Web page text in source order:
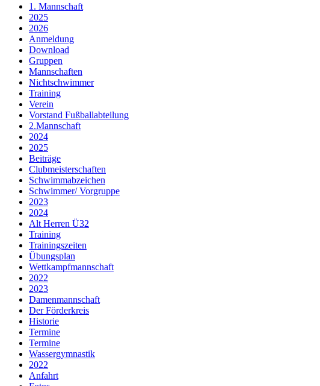
1. Mannschaft
2025
2026
Anmeldung
Download
Gruppen
Mannschaften
Nichtschwimmer
Training
Verein
Vorstand Fußballabteilung
2.Mannschaft
2024
2025
Beiträge
Clubmeisterschaften
Schwimmabzeichen
Schwimmer/ Vorgruppe
2023
2024
Alt Herren Ü32
Training
Trainingszeiten
Übungsplan
Wettkampfmannschaft
2022
2023
Damenmannschaft
Der Förderkreis
Historie
Termine
Termine
Wassergymnastik
2022
Anfahrt